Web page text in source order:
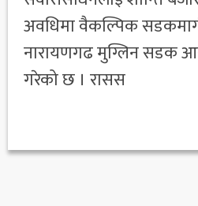
अवधिमा वैकल्पिक
नारायणगढ मुग्लिन सडक
गरेको छ । रासस